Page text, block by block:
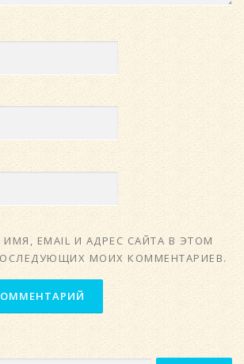
EMAIL И АДРЕС САЙТА В ЭТОМ
МОИХ КОММЕНТАРИЕВ.